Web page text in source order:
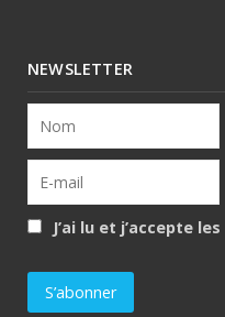
NEWSLETTER
J’ai lu et j’accepte les